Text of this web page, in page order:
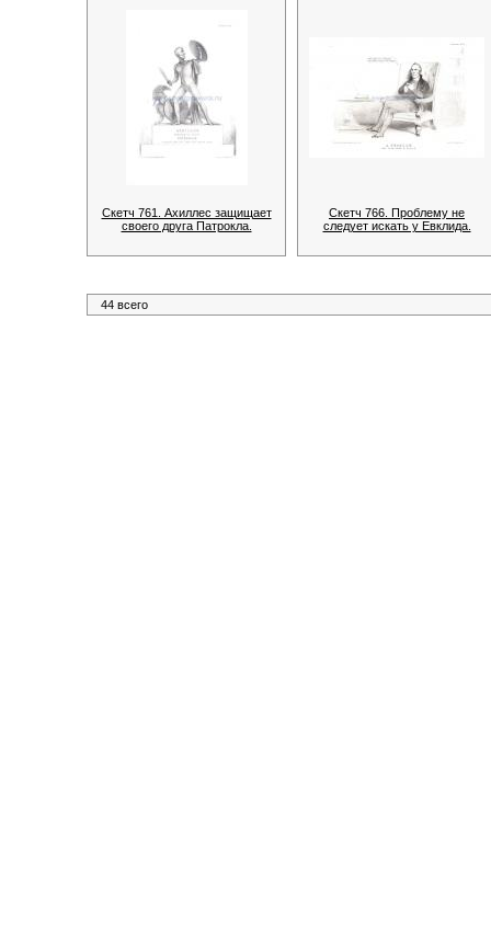
Скетч 761. Ахиллес защищает
своего друга Патрокла.
Скетч 766. Проблему не
следует искать у Евклида.
44 всего